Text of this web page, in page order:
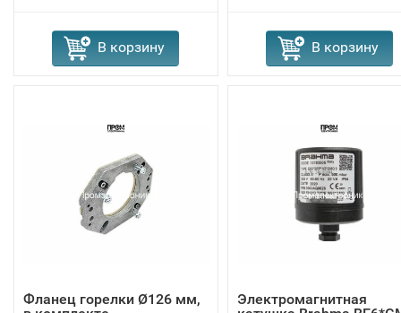
В корзину В корзину
Фланец горелки Ø126 мм,
Электромагнитная